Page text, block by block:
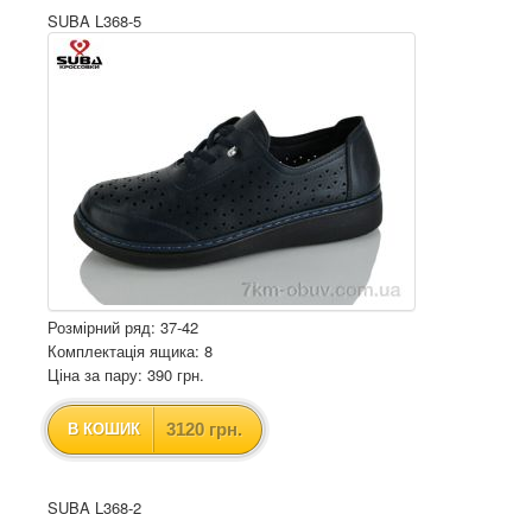
SUBA L368-5
Розмірний ряд: 37-42
Комплектація ящика: 8
Ціна за пару: 390 грн.
В КОШИК 3120 грн.
SUBA L368-2